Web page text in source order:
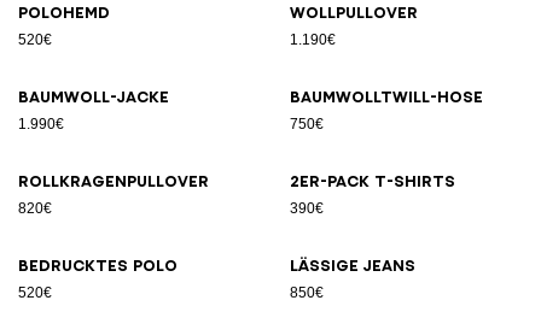
Polohemd
520€
Wollpullover
1.190€
Baumwoll-Jacke
1.990€
Baumwolltwill-Hose
750€
Rollkragenpullover
820€
2er-Pack T-Shirts
390€
Bedrucktes Polo
520€
Lässige Jeans
850€